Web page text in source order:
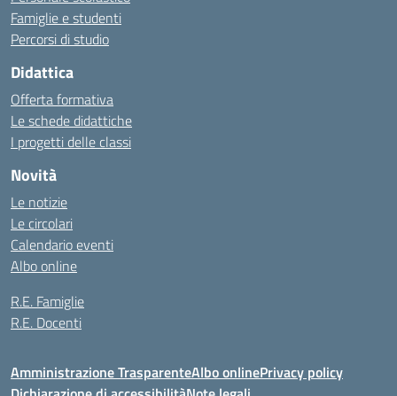
Famiglie e studenti
Percorsi di studio
Didattica
Offerta formativa
Le schede didattiche
I progetti delle classi
Novità
Le notizie
Le circolari
Calendario eventi
Albo online
R.E. Famiglie
R.E. Docenti
Amministrazione TrasparenteAlbo onlinePrivacy policy